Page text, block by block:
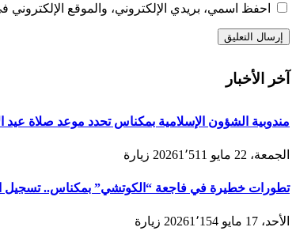
احفظ اسمي، بريدي الإلكتروني، والموقع الإلكتروني
آخر الأخبار
مندوبية الشؤون الإسلامية بمكناس تحدد موعد صلاة عيد الأضحى لعام 1447هـ/2026م ولائحة
الجمعة، 22 مايو 2026 1٬511 زيارة
تطورات خطيرة في فاجعة “الكوتشي” بمكناس.. تسجيل
الأحد، 17 مايو 2026 1٬154 زيارة